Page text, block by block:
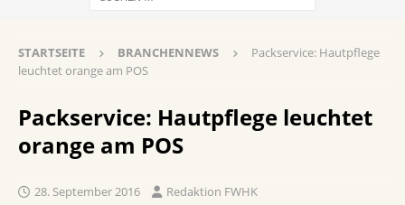
STARTSEITE BRANCHENNEWS
Packservice: Hautpflege
leuchtet orange am POS
Packservice: Hautpflege leuchtet
orange am POS
28. September 2016 Redaktion FWHK